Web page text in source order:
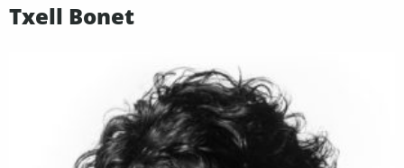
Txell Bonet